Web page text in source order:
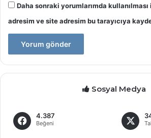
Daha sonraki yorumlarımda
adresim ve site adresim bu tarayıcıya
Sosyal Medya
4.387
Beğeni